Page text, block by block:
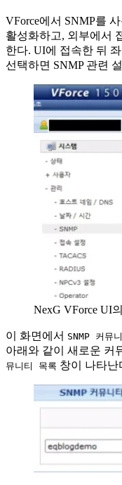
VForce에서 SNMP를
활성화하고, 외부에서
한다. UI에 접속한 뒤
선택하면 SNMP 관련
NexG VForce UI
이 화면에서 SNMP 커뮤
아래와 같이 새로운 커
뮤니티 목록 창이 나타난